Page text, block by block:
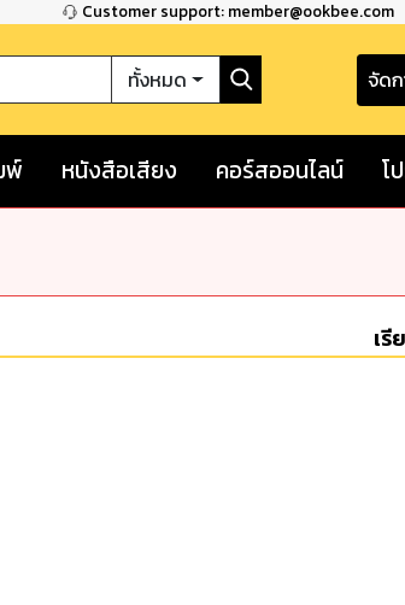
Customer support: member@ookbee.com
ทั้งหมด จัด
พ์ หนังสือเสียง คอร์สออนไลน์ โ
เรี